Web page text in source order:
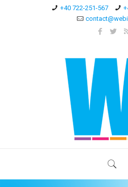
+40 722-251-567